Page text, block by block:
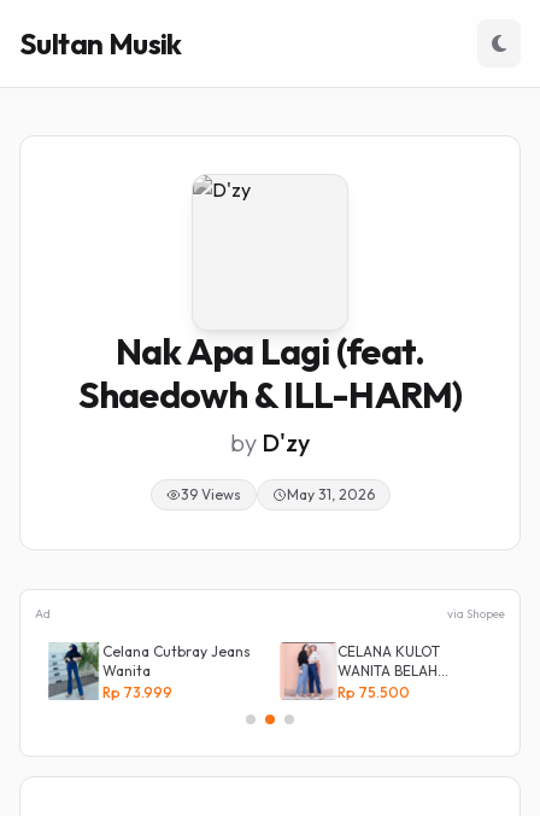
Sultan Musik
Nak Apa Lagi (feat.
Shaedowh & ILL-HARM)
by D'zy
39 Views May 31, 2026
Ad via Shopee
Celana Cutbray Jeans
Wanita
Rp 73.999
CELANA KULOT
WANITA BELAH
KANCING SAMPING
Rp 75.500